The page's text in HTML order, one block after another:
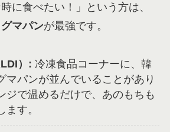
に食べたい！」という方は、
マパンが最強です。
）: 冷凍食品コーナーに、韓
マパンが並んでいることがあり
ジで温めるだけで、あのもちも
す。